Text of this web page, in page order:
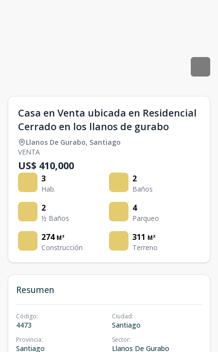
Casa en Venta ubicada en Residencial
Cerrado en los llanos de gurabo
Llanos De Gurabo, Santiago
VENTA
US$ 410,000
3
Hab.
2
Baños
2
½ Baños
4
Parqueo
274 M²
Construcción
311 M²
Terreno
Resumen
Código:
4473
Ciudad:
Santiago
Provincia:
Santiago
Sector:
Llanos De Gurabo